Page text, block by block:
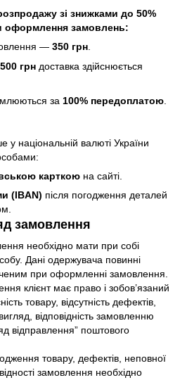
зі знижками до 50%
оформлення замовлень:
— 350 грн
грн доставка здійснюється
за 100% передоплатою
національній валюті України
карткою на сайті.
(IBAN) після погодження деталей
замовлення
необхідно мати при собі
Дані одержувача повинні
при оформленні замовлення.
клієнт має право і зобов’язаний
товару, відсутність дефектів,
відповідність замовленню
відправлення” поштового
товару, дефектів, неповної
замовлення необхідно